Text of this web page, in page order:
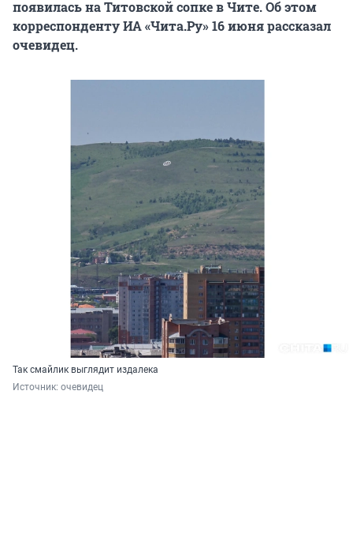
появилась на Титовской сопке в Чите. Об этом
корреспонденту ИА «Чита.Ру» 16 июня рассказал
очевидец.
Так смайлик выглядит издалека
Источник: очевидец